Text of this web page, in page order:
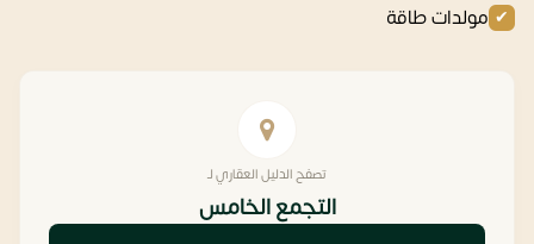
مولدات طاقة
تصفح الدليل العقاري لـ
التجمع الخامس